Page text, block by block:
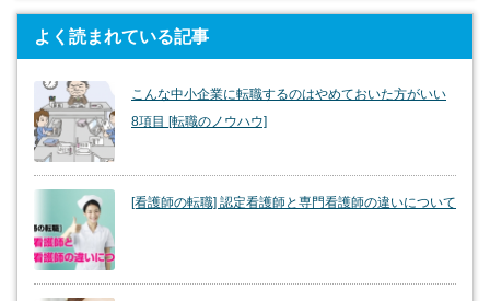
よく読まれている記事
こんな中小企業に転職するのはやめておいた方がいい
8項目 [転職のノウハウ]
[看護師の転職] 認定看護師と専門看護師の違いについて